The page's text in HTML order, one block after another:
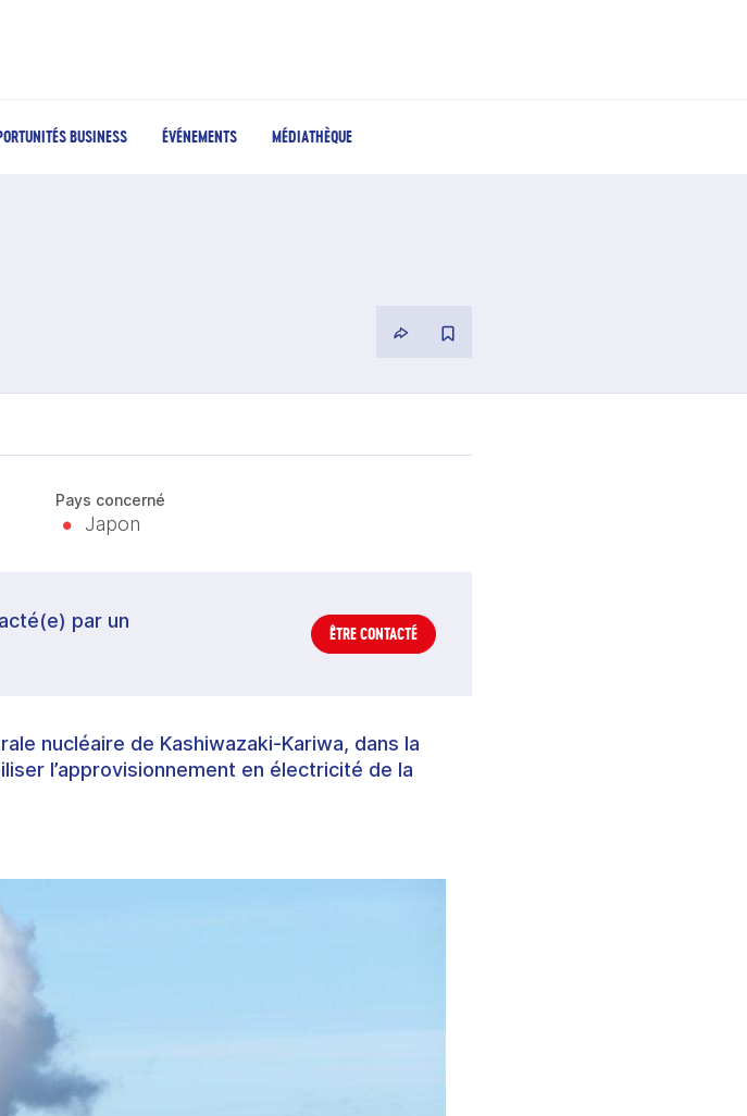
BUSINESS ÉVÉNEMENTS MÉDIATHÈQUE
Pays concerné
Japon
par un
ÊTRE CONTACTÉ
nucléaire de Kashiwazaki-Kariwa, dans la
l’approvisionnement en électricité de la